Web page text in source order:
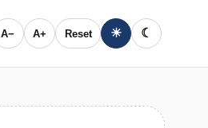
A− A+ Reset ☀ ☾